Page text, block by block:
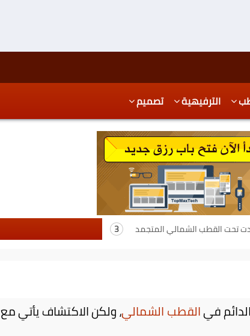
الترفيهية تصميم
تحت القطب الشمالي المتجمد
الدائم فيالقطب الشمالي، ولكن الاكتشاف يأتي مع